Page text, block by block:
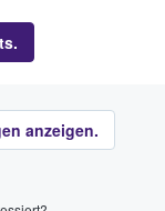
anzeigen.